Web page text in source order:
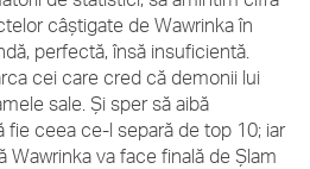
câștigate de Wawrinka în
perfectă, însă insuficientă.
cei care cred că demonii lui
sale. Și sper să aibă
fie ceea ce-l separă de top 10; iar
va face finală de Șlam